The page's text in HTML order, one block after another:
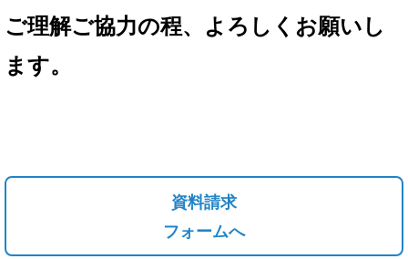
ご理解ご協力の程、
よろしくお願いし
ます。
資料請求
フォームへ